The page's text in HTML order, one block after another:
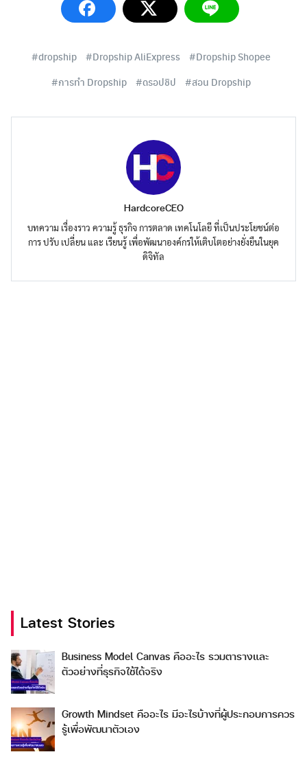
dropship Dropship AliExpress
Dropship Shopee
การทำ Dropship
ดรอปชิป สอน Dropship
HardcoreCEO
บทความ เรื่องราว ความรู้ ธุรกิจ การตลาด เทคโนโลยี ที่เป็นประโยชน์ต่อ
การ ปรับ เปลี่ยน และ เรียนรู้ เพื่อพัฒนาองค์กรให้เติบโตอย่างยั่งยืนในยุค
ดิจิทัล
Latest Stories
Business Model Canvas คืออะไร รวมตารางและ
ตัวอย่างที่ธุรกิจใช้ได้จริง
Growth Mindset คืออะไร มีอะไรบ้างที่ผู้ประกอบการควร
รู้เพื่อพัฒนาตัวเอง